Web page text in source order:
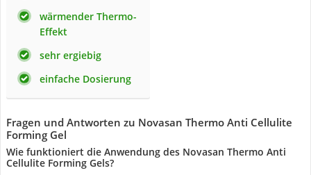
wärmender Thermo-
Effekt
sehr ergiebig
einfache Dosierung
Fragen und Antworten zu Novasan Thermo Anti Cellulite
Forming Gel
Wie funktioniert die Anwendung des Novasan Thermo Anti
Cellulite Forming Gels?